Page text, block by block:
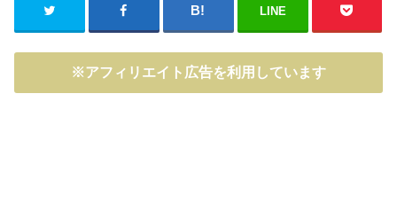
LINE
※アフィリエイト広告を利用しています